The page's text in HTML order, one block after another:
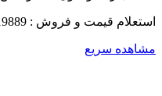
استعلام قیمت و فروش : 09381119889
مشاهده سریع